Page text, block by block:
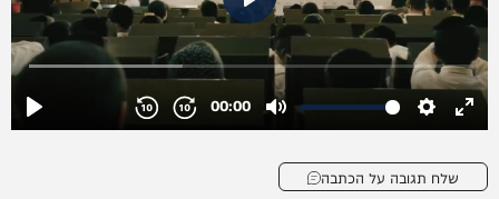
שלח תגובה על הכתבה